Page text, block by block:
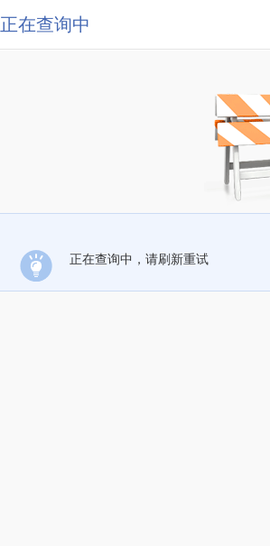
正在查询中
正在查询中，请刷新重试